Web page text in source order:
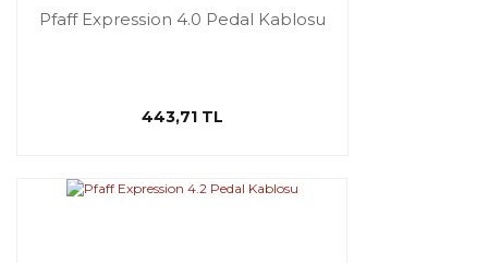
Pfaff Expression 4.0 Pedal Kablosu
443,71 TL